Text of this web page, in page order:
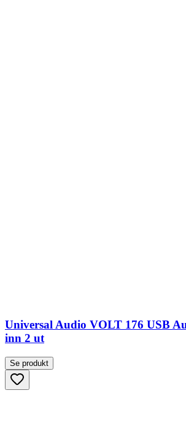
Universal Audio VOLT 176 USB
inn 2 ut
Se produkt